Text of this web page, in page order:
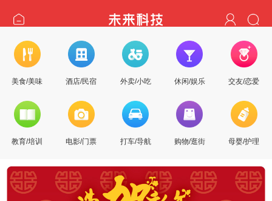
美食/美味 酒店/民宿 外卖/小吃 休闲/娱乐 交友/恋爱
教育/培训 电影/门票 打车/导航 购物/逛街 母婴/护理